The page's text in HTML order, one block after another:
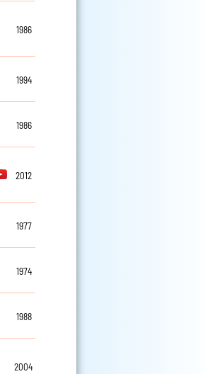
1986
1994
1986
2012
1977
1974
1988
2004